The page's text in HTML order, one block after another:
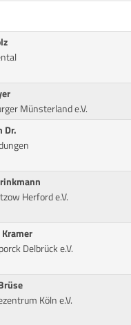
Münsterland e.V.
Dr.
Herford e.V.
Delbrück e.V.
Köln e.V.